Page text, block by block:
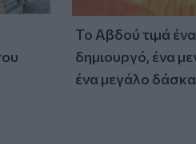
Το Αβδού τιμά
δημιουργό, ένα
ένα μεγάλο